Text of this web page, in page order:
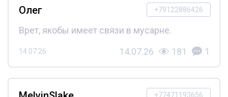
+79122886426
Олег
Врет, якобы имеет связи в мусарне.
14.07.26 14.07.26 181 1
+77471193656